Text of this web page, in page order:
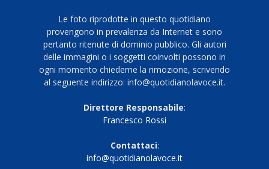
Le foto riprodotte in questo quotidiano
provengono in prevalenza da Internet e sono
pertanto ritenute di dominio pubblico. Gli autori
delle immagini o i soggetti coinvolti possono in
ogni momento chiederne la rimozione, scrivendo
al seguente indirizzo: info@quotidianolavoce.it.
Direttore Responsabile:
Francesco Rossi
Contattaci:
info@quotidianolavoce.it